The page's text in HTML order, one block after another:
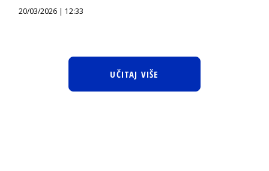
20/03/2026 | 12:33
UČITAJ VIŠE